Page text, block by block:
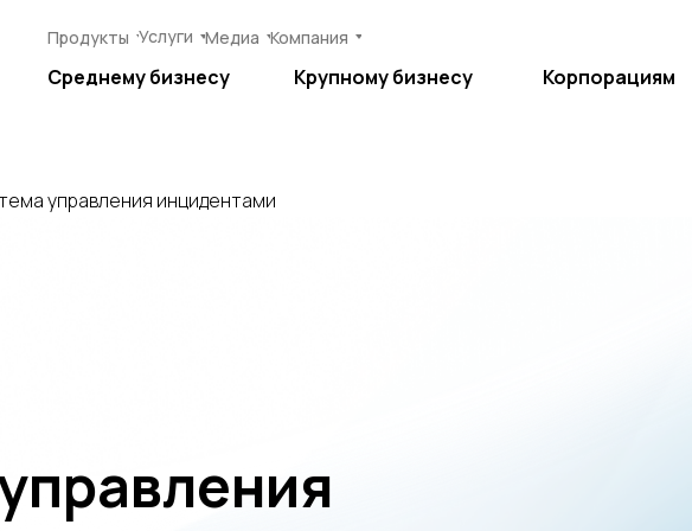
Продукты Услуги Медиа Компания
Корпорациям
Крупному бизнесу
Среднему бизнесу
Продукты Услуги Медиа Компания
Среднему бизнесу Крупному бизнесу Корпорациям
управления инцидентами